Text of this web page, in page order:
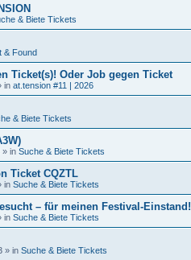
& Biete Tickets
& Found
Ticket(s)! Oder Job gegen Ticket
in at.tension #11 | 2026
& Biete Tickets
» in Suche & Biete Tickets
Ticket CQZTL
in Suche & Biete Tickets
– für meinen Festival-Einstand!
in Suche & Biete Tickets
» in Suche & Biete Tickets